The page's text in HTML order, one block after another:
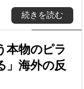
続きを読む
本物のピラ
」海外の反